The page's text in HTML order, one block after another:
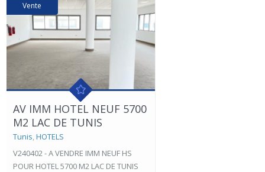
Vente
AV IMM HOTEL NEUF 5700
M2 LAC DE TUNIS
Tunis,HOTELS
V240402 - A VENDRE IMM NEUF HS
POUR HOTEL 5700 M2 LAC DE TUNIS